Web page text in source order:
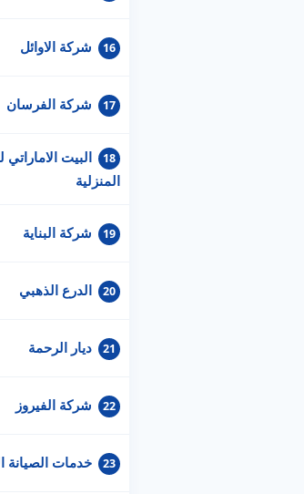
16 شركة الاوائل
17 شركة الفرسان
18
البيت
المنزلية
19 شركة البناية
20 الدرع الذهبي
21 ديار الرحمة
22 شركة الفيروز
23 خدمات الصيانة